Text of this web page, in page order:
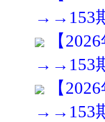
→→153
【
→→153
【
→→153